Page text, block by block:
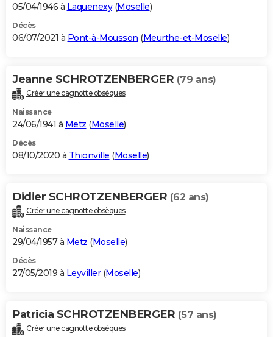
05/04/1946 à Laquenexy(Moselle)
Décès
06/07/2021 à Pont-à-Mousson (Meurthe-et-Moselle)
Jeanne SCHROTZENBERGER (79 ans)
Créer une cagnotte obsèques
Naissance
24/06/1941 à Metz (Moselle)
Décès
08/10/2020 à Thionville (Moselle)
Didier SCHROTZENBERGER (62 ans)
Créer une cagnotte obsèques
Naissance
29/04/1957 à Metz (Moselle)
Décès
27/05/2019 à Leyviller(Moselle)
Patricia SCHROTZENBERGER (57 ans)
Créer une cagnotte obsèques